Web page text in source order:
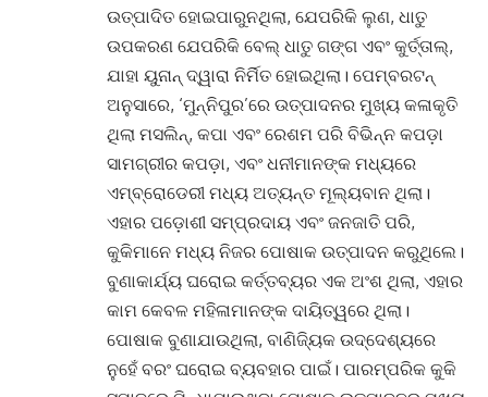
ଉତ୍ପାଦିତ ହୋଇପାରୁନଥିଲା, ଯେପରିକି ଲୁଣ, ଧାତୁ
ଉପକରଣ ଯେପରିକି ବେଲ୍ ଧାତୁ ଗଙ୍ଗ ଏବଂ କୁର୍ତ୍ତାଲ୍,
ଯାହା ୟୁନାନ୍ ଦ୍ୱାରା ନିର୍ମିତ ହୋଇଥିଲା। ପେମ୍ବରଟନ୍
ଅନୁସାରେ, ‘ମୁନ୍ନିପୁର’ରେ ଉତ୍ପାଦନର ମୁଖ୍ୟ କଳାକୃତି
ଥିଲା ମସଲିନ୍, କପା ଏବଂ ରେଶମ ପରି ବିଭିନ୍ନ କପଡ଼ା
ସାମଗ୍ରୀର କପଡ଼ା, ଏବଂ ଧନୀମାନଙ୍କ ମଧ୍ୟରେ
ଏମ୍ବ୍ରୋଡେରୀ ମଧ୍ୟ ଅତ୍ୟନ୍ତ ମୂଲ୍ୟବାନ ଥିଲା।
ଏହାର ପଡ଼ୋଶୀ ସମ୍ପ୍ରଦାୟ ଏବଂ ଜନଜାତି ପରି,
କୁକିମାନେ ମଧ୍ୟ ନିଜର ପୋଷାକ ଉତ୍ପାଦନ କରୁଥିଲେ।
ବୁଣାକାର୍ଯ୍ୟ ଘରୋଇ କର୍ତ୍ତବ୍ୟର ଏକ ଅଂଶ ଥିଲା, ଏହାର
କାମ କେବଳ ମହିଳାମାନଙ୍କ ଦାୟିତ୍ୱରେ ଥିଲା।
ପୋଷାକ ବୁଣାଯାଉଥିଲା, ବାଣିଜ୍ୟିକ ଉଦ୍ଦେଶ୍ୟରେ
ନୁହେଁ ବରଂ ଘରୋଇ ବ୍ୟବହାର ପାଇଁ। ପାରମ୍ପରିକ କୁକି